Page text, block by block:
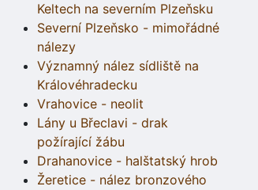
Keltech na severním Plzeňsku
Severní Plzeňsko - mimořádné
nálezy
Významný nález sídliště na
Královéhradecku
Vrahovice - neolit
Lány u Břeclavi - drak
požírající žábu
Drahanovice - halštatský hrob
Žeretice - nález bronzového